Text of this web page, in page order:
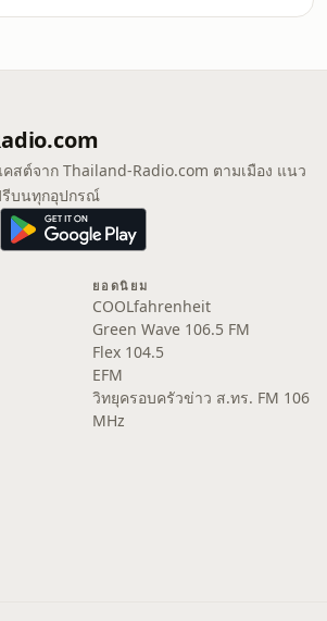
สต์จาก Thailand-Radio.com ตามเมือง แนว
บนทุกอุปกรณ์
ยอดนิยม
COOLfahrenheit
Green Wave 106.5 FM
Flex 104.5
EFM
วิทยุครอบครัวข่าว ส.ทร. FM 106
MHz